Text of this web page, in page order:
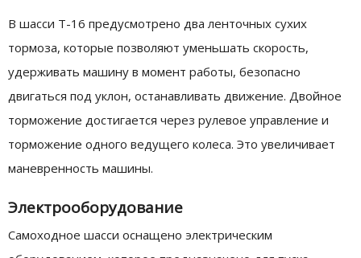
В шасси Т-16 предусмотрено два ленточных сухих
тормоза, которые позволяют уменьшать скорость,
удерживать машину в момент работы, безопасно
двигаться под уклон, останавливать движение. Двойное
торможение достигается через рулевое управление и
торможение одного ведущего колеса. Это увеличивает
маневренность машины.
Электрооборудование
Самоходное шасси оснащено электрическим